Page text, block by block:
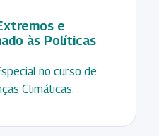
e
às Políticas
no curso de
Climáticas.